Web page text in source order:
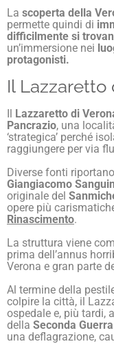
La scoperta della
permette quindi di
difficilmente si
un’immersione nei
protagonisti.
Il Lazzaretto
Il Lazzaretto di
Pancrazio, una
‘strategica’ perché
raggiungere per via
Diverse fonti
Giangiacomo
originale del
opere più
Rinascimento.
La struttura viene
prima dell’annus
Verona e gran parte
Al termine della
colpire la città, il
ospedale e, più tardi,
della Seconda
una deflagrazione,